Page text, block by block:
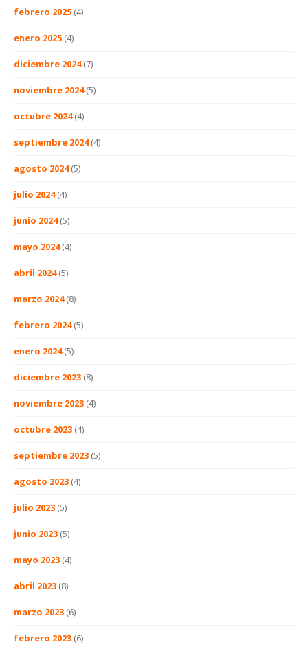
febrero 2025 (4)
enero 2025 (4)
diciembre 2024(7)
noviembre 2024(5)
octubre 2024(4)
septiembre 2024(4)
agosto 2024(5)
julio 2024(4)
junio 2024(5)
mayo 2024(4)
abril 2024(5)
marzo 2024(8)
febrero 2024(5)
enero 2024(5)
diciembre 2023 (8)
noviembre 2023 (4)
octubre 2023 (4)
septiembre 2023 (5)
agosto 2023 (4)
julio 2023 (5)
junio 2023 (5)
mayo 2023 (4)
abril 2023 (8)
marzo 2023 (6)
febrero 2023 (6)